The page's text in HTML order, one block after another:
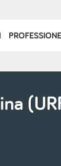
PROFESSIONE